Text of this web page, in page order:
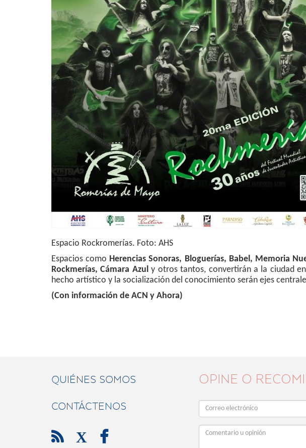
Espacio Rockromerías. Foto: AHS
Espacios como Herencias Sonoras, Bloguerías, Babel, Memoria
Rockmerías, Cámara Azuly otros tantos, convertirán a la ciudad
hecho artístico y la socialización del conocimiento serán ejes
(Con información de ACN y Ahora)
QUIÉNES SOMOS
CONTÁCTENOS
 X 
OPINE O